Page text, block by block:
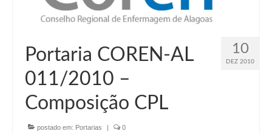
10
DEZ 2010
Portaria COREN-AL
011/2010 –
Composição CPL
postado em: Portarias | 0